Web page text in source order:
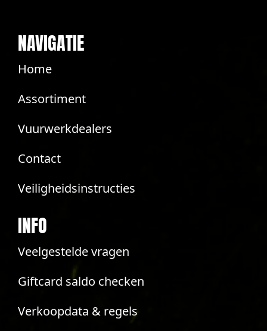
NAVIGATIE
Home
Assortiment
Vuurwerkdealers
Contact
Veiligheidsinstructies
INFO
Veelgestelde vragen
Giftcard saldo checken
Verkoopdata & regels